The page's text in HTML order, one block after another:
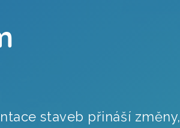
staveb přináší změny,